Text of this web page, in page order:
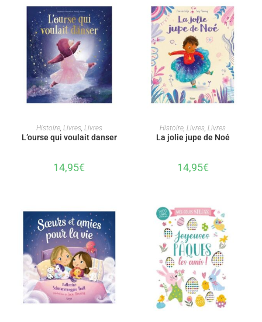
AJOUTER AU PANIER
Histoire, Livres, Livres
L’ourse qui voulait danser
14,95€
AJOUTER AU PANIER
Histoire,Livres,Livres
La jolie jupe de Noé
14,95€